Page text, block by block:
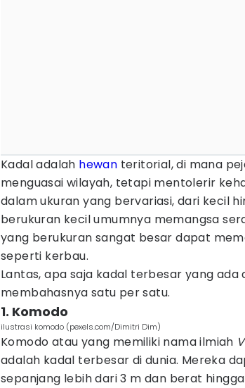
Kadal adalah hewan teritorial, di mana
menguasai wilayah, tetapi mentolerir
dalam ukuran yang bervariasi, dari kecil
berukuran kecil umumnya memangsa
yang berukuran sangat besar dapat
seperti kerbau.
Lantas, apa saja kadal terbesar yang ada
membahasnya satu per satu.
1. Komodo
ilustrasi komodo (pexels.com/Dimitri Dim)
Komodo atau yang memiliki nama ilmiah
adalah kadal terbesar di dunia. Mereka
sepanjang lebih dari 3 m dan berat